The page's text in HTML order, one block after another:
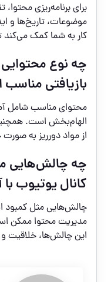
موضوعات، تاریخ‌ها و
کار به شما کمک می‌کند
چه نوع محتوایی
بازیافتی
محتوای مناسب شامل
الهام‌بخش است.
از مواد دورریز به
چه چالش‌هایی
کانال یوتیوب
چالش‌هایی مثل کمبود
مدیریت محتوا ممکن
این چالش‌ها، خلاقیت